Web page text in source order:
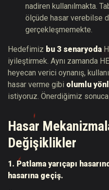
nadiren kullanılmakta.
ölçüde hasar verebilse
gerçekleşmemekte.
Hedefimiz bu 3 senaryoda
iyileştirmek. Aynı zamanda
heyecan verici oynanış,
hasar verme gibi olumlu
istiyoruz. Önerdiğimiz sonuca
Hasar
Değişiklikler
1. Patlama yarıçapı
hasarına geçiş.